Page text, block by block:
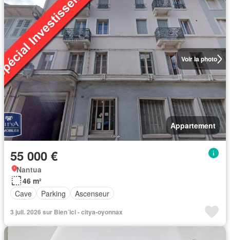
Voir la photo
Appartement
55 000 €
Nantua
46 m²
Cave
Parking Ascenseur
3 juil. 2026 sur Bien´ici - citya-oyonnax